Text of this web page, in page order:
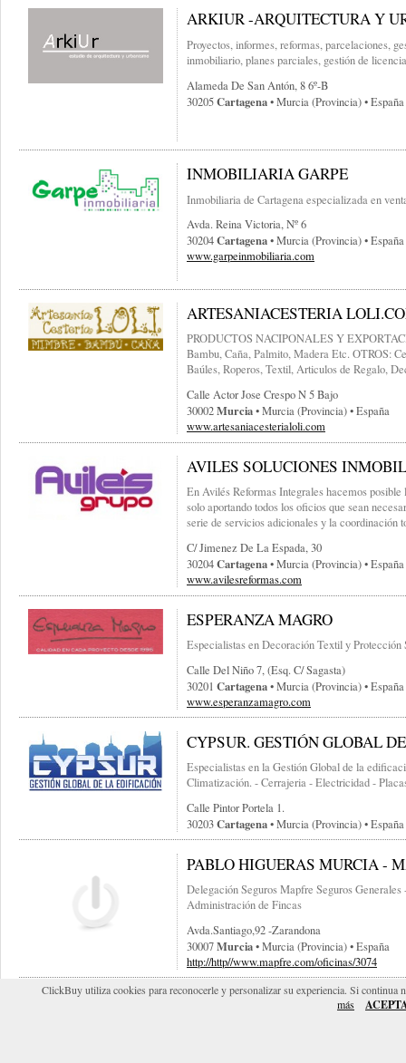
ARKIUR -ARQUITECTURA Y
Proyectos, informes, reformas, parcelaciones,
inmobiliario, planes parciales, gestión de
Alameda De San Antón, 8 6º-B
30205Cartagena• Murcia (provincia) • España
INMOBILIARIA GARPE
Inmobiliaria de Cartagena especializada en
Avda. Reina Victoria, Nº 6
30204Cartagena• Murcia (provincia) • España
www.garpeinmobiliaria.com
ARTESANIACESTERIA
PRODUCTOS NACIPONALES Y
Bambu, Caña, Palmito, Madera Etc. OTROS:
Baúles, Roperos, Textil, Articulos de Regalo,
Calle Actor Jose Crespo N 5 Bajo
30002Murcia• Murcia (provincia) • España
www.artesaniacesterialoli.com
AVILES SOLUCIONES
En Avilés Reformas Integrales hacemos
solo aportando todos los oficios que sean
serie de servicios adicionales y la coordinación
C/ Jimenez De La Espada, 30
30204Cartagena• Murcia (provincia) • España
www.avilesreformas.com
ESPERANZA MAGRO
Especialistas en Decoración Textil y Protección
Calle Del Niño 7, (esq. C/ Sagasta)
30201 Cartagena• Murcia (provincia) • España
www.esperanzamagro.com
CYPSUR. GESTIÓN GLOBAL
Especialistas en la Gestión Global de la
Climatización. - Cerrajeria - Electricidad -
Calle Pintor Portela 1.
30203Cartagena• Murcia (provincia) • España
PABLO HIGUERAS MURCIA -
Delegación Seguros Mapfre Seguros
Administración de Fincas
Avda.santiago,92 -zarandona
30007Murcia• Murcia (provincia) • España
http://http//www.mapfre.com/oficinas/3074
INMOBILIARIA MAPEANA,S.L.
ClickBuy utiliza cookies para reconocerle y personalizar su experiencia. Si continua
más